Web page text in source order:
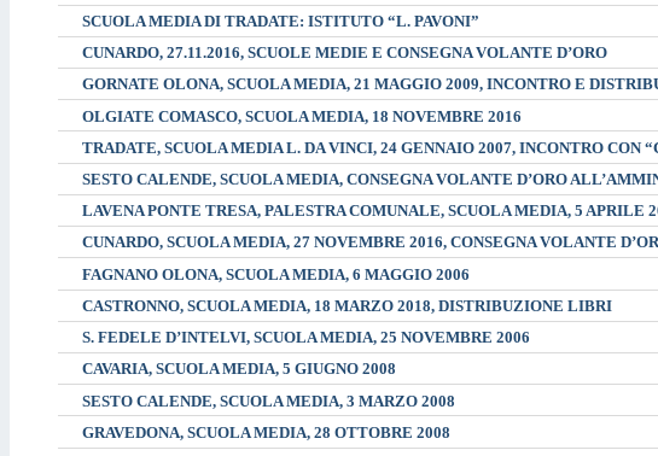
SCUOLA MEDIA DI TRADATE: ISTITUTO “L. PAVONI”
CUNARDO, 27.11.2016, SCUOLE MEDIE E CONSEGNA VOLANTE D’ORO
GORNATE OLONA, SCUOLA MEDIA, 21 MAGGIO 2009, INCONTRO E
OLGIATE COMASCO, SCUOLA MEDIA, 18 NOVEMBRE 2016
TRADATE, SCUOLA MEDIA L. DA VINCI, 24 GENNAIO 2007, INCONTRO CON
SESTO CALENDE, SCUOLA MEDIA, CONSEGNA VOLANTE D’ORO
LAVENA PONTE TRESA, PALESTRA COMUNALE, SCUOLA MEDIA, 5 APRILE
CUNARDO, SCUOLA MEDIA, 27 NOVEMBRE 2016, CONSEGNA VOLANTE
FAGNANO OLONA, SCUOLA MEDIA, 6 MAGGIO 2006
CASTRONNO, SCUOLA MEDIA, 18 MARZO 2018, DISTRIBUZIONE LIBRI
S. FEDELE D’INTELVI, SCUOLA MEDIA, 25 NOVEMBRE 2006
CAVARIA, SCUOLA MEDIA, 5 GIUGNO 2008
SESTO CALENDE, SCUOLA MEDIA, 3 MARZO 2008
GRAVEDONA, SCUOLA MEDIA, 28 OTTOBRE 2008